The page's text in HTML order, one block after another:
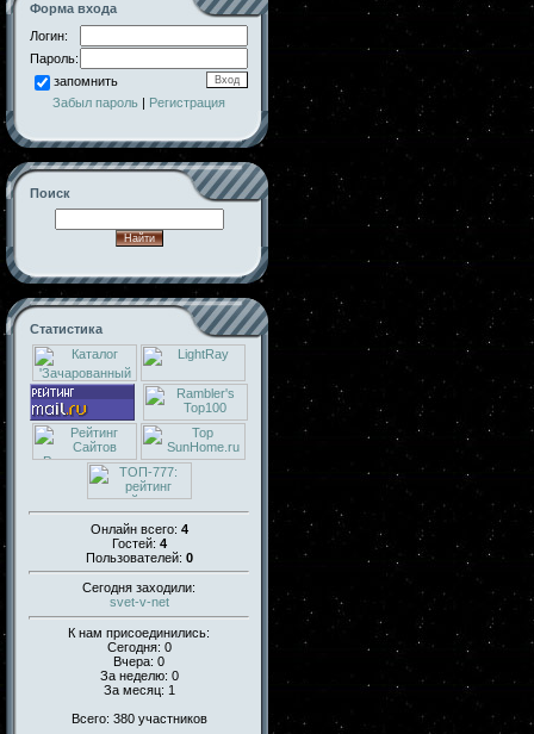
Форма входа
Логин:
Пароль:
запомнить
Забыл пароль | Регистрация
Поиск
Статистика
Онлайн всего: 4
Гостей: 4
Пользователей: 0
Сегодня заходили:
svet-v-net
К нам присоединились:
Сегодня: 0
Вчера: 0
За неделю: 0
За месяц: 1
Всего: 380 участников